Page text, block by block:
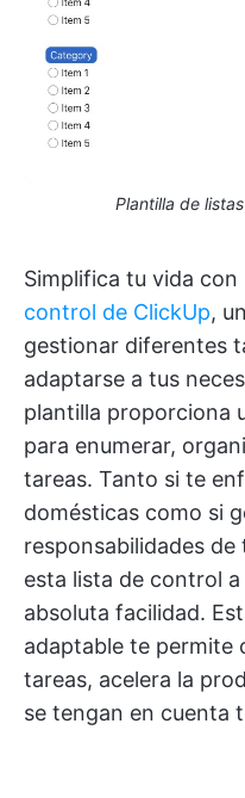
Plantilla de
Simplifica tu vida con
control de ClickUp,
gestionar diferentes
adaptarse a tus
plantilla proporciona
para enumerar,
tareas. Tanto si te
domésticas como si
responsabilidades
esta lista de control
absoluta facilidad.
adaptable te
tareas, acelera la
se tengan en cuenta